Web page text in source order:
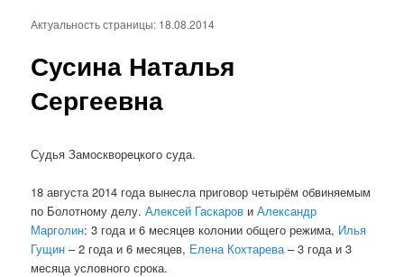
Сусина Наталья
Сергеевна
Актуальность страницы: 18.08.2014
Судья Замоскворецкого суда.
18 августа 2014 года вынесла приговор четырём обвиняемым
по Болотному делу.Алексей Гаскаров иАлександр
Марголин: 3 года и 6 месяцев колонии общего режима, Илья
Гущин – 2 года и 6 месяцев, Елена Кохтарева– 3 года и 3
месяца условного срока.